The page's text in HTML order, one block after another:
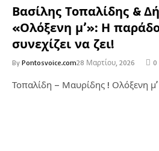
Βασίλης Τοπαλίδης &
«Ολόξενη μ’»: Η
συνεχίζει να ζει!
By Pontosvoice.com28 Μαρτίου, 2026 0
Τοπαλίδη – Μαυρίδης ! Ολόξενη μ’